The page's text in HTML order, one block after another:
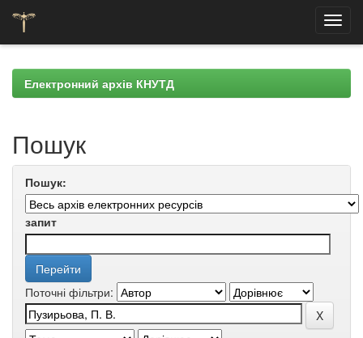
navigationЕлектронний архів КНУТД
Пошук
Пошук:
запит
Поточні фільтри: